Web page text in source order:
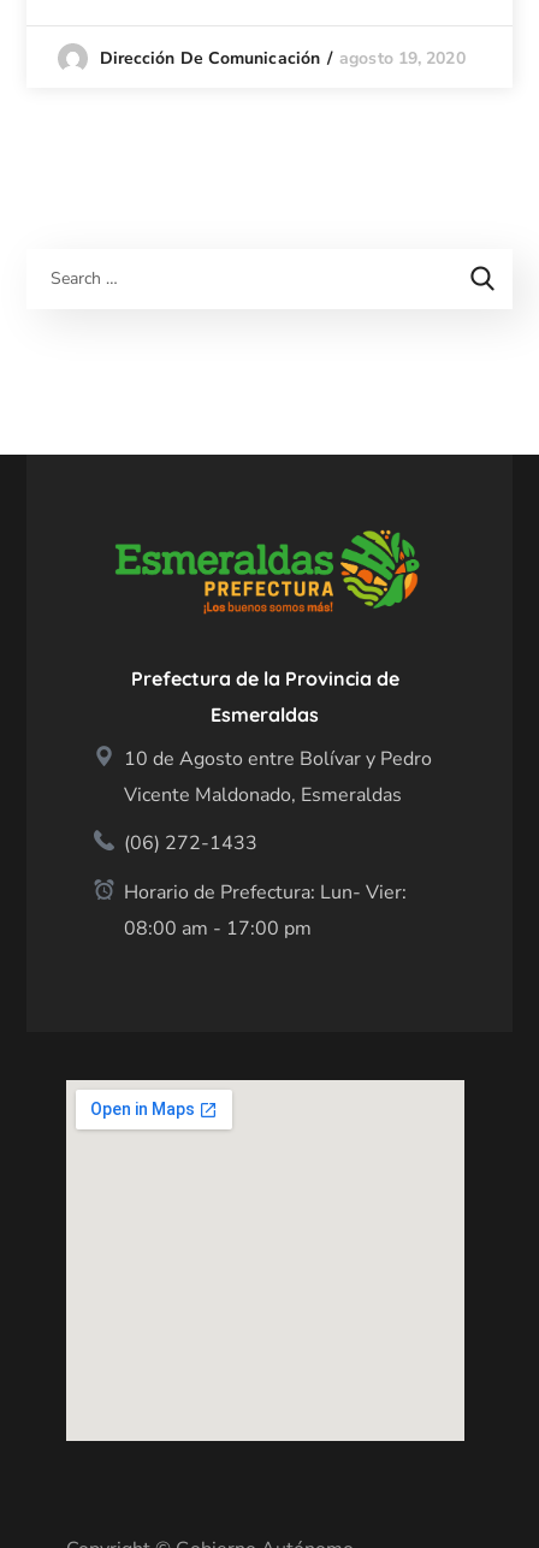
Dirección De Comunicación agosto 19, 2020
Prefectura de la Provincia de
Esmeraldas
10 de Agosto entre Bolívar y Pedro
Vicente Maldonado, Esmeraldas
(06) 272-1433
Horario de Prefectura: Lun- Vier:
08:00 am - 17:00 pm